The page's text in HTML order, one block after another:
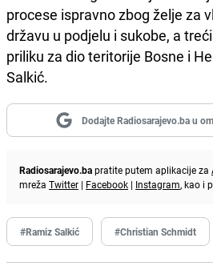
procese ispravno zbog želje za
državu u podjelu i sukobe, a
priliku za dio teritorije Bosne i
Salkić.
Dodajte Radiosarajevo.ba u
Radiosarajevo.bapratite putem aplikacije za
mreža Twitter | Facebook | Instagram, kao i
#Ramiz Salkić #Christian Schmidt